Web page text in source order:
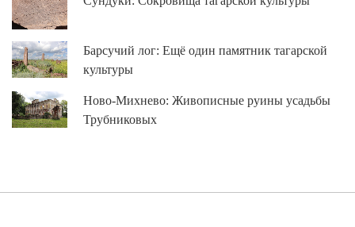
Барсучий лог: Ещё один памятник тагарской
культуры
Ново-Михнево: Живописные руины усадьбы
Трубниковых